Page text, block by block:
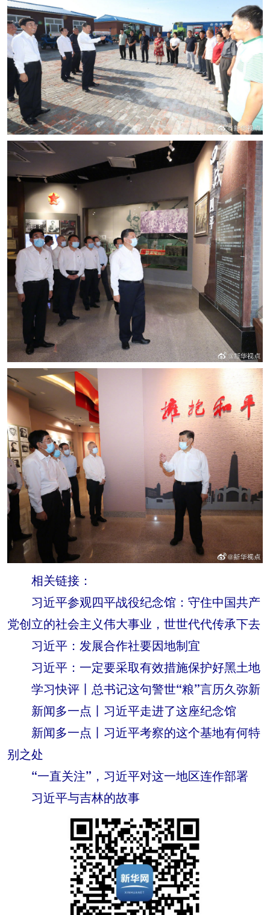
相关链接：
习近平参观四平战役纪念馆：守住中国共产
党创立的社会主义伟大事业，世世代代传承下去
习近平：发展合作社要因地制宜
习近平：一定要采取有效措施保护好黑土地
学习快评丨总书记这句警世“粮”言历久弥新
新闻多一点丨习近平走进了这座纪念馆
新闻多一点丨习近平考察的这个基地有何特
别之处
“一直关注”，习近平对这一地区连作部署
习近平与吉林的故事